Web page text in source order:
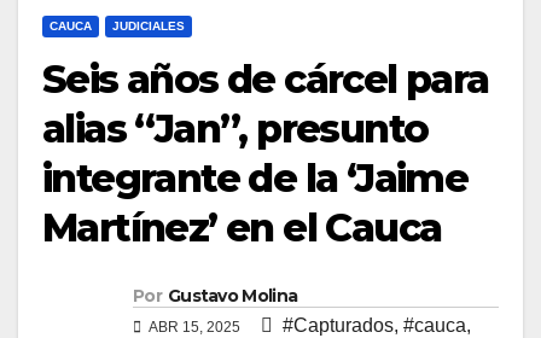
CAUCA JUDICIALES
Seis años de cárcel para
alias “Jan”, presunto
integrante de la ‘Jaime
Martínez’ en el Cauca
Por Gustavo Molina
ABR 15, 2025 #Capturados, #cauca,